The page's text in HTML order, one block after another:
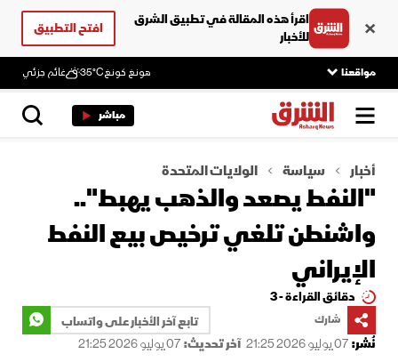
اقرأ هذه المقالة في تطبيق الشرق
للأخبار
افتح التطبيق
مواقعنا هونغ كونغ35°C غائم جزئي
مباشر
أخبار سياسة الولايات المتحدة
"النفط يصعد والذهب يهبط"..
واشنطن تلغي ترخيص بيع النفط
الإيراني
دقائق القراءة - 3
شارك
تابع آخر الأخبار على واتساب
نُشر:07 يوليو 2026 21:25 آخر تحديث:07 يوليو 2026 21:25